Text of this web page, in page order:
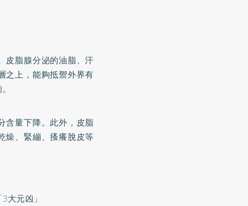
皮脂腺分泌的油脂、汗
之上，能夠抵禦外界有
含量下降。此外，皮脂
燥、緊繃、搔癢脫皮等
大元凶」